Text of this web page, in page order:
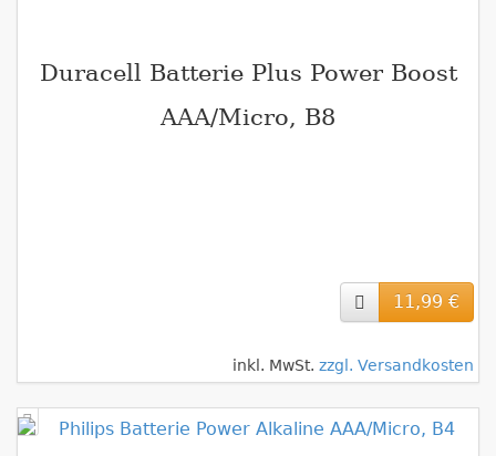
Duracell Batterie Plus Power Boost
AAA/Micro, B8
11,99 €
inkl. MwSt. zzgl. Versandkosten